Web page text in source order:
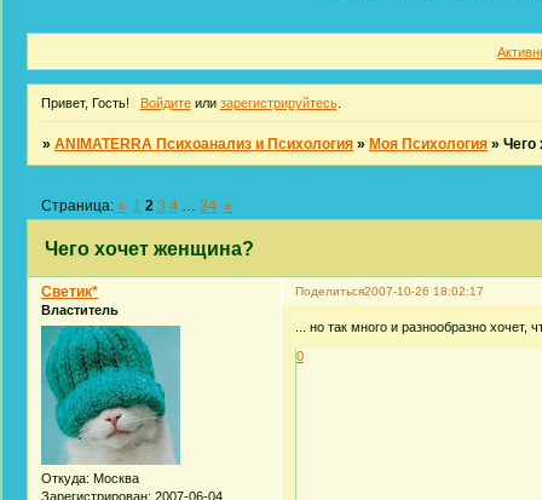
Привет, Гость! Войдитеили зарегистрируйтесь.
»ANIMATERRA Психоанализ и Психология » Моя Психология »Чего
Чего хочет женщина?
Страница:« 1 2 3 4 34 »
Поделиться2007-10-26 18:02:17
Светик*
Властитель
Откуда: Москва
Зарегистрирован: 2007-06-04
... но так много и разнообразно хочет,
0